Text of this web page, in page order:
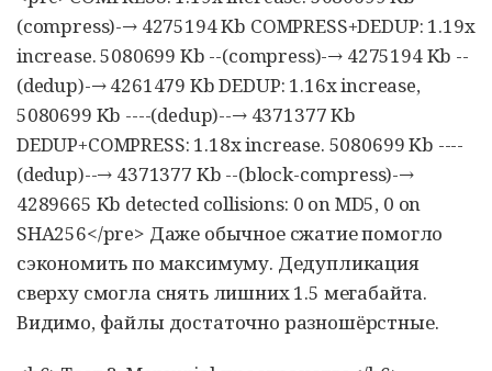
(compress)-→ 4275194 Kb COMPRESS+DEDUP: 1.19x
increase. 5080699 Kb --(compress)-→ 4275194 Kb --
(dedup)-→ 4261479 Kb DEDUP: 1.16x increase,
5080699 Kb ----(dedup)--→ 4371377 Kb
DEDUP+COMPRESS: 1.18x increase. 5080699 Kb ----
(dedup)--→ 4371377 Kb --(block-compress)-→
4289665 Kb detected collisions: 0 on MD5, 0 on
SHA256</pre> Даже обычное сжатие помогло
сэкономить по максимуму. Дедупликация
сверху смогла снять лишних 1.5 мегабайта.
Видимо, файлы достаточно разношёрстные.